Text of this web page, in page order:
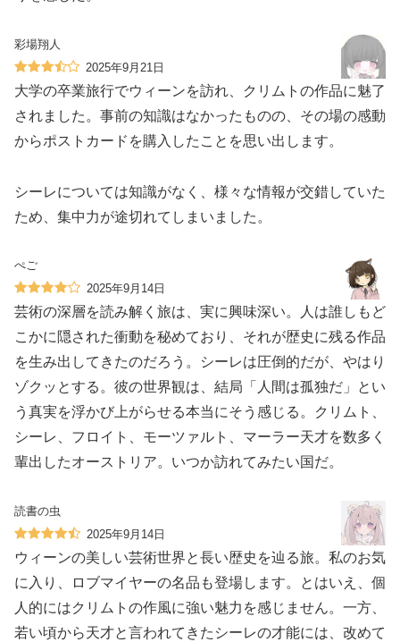
彩場翔人
2025年9月21日
大学の卒業旅行でウィーンを訪れ、クリムトの作品に魅了
されました。事前の知識はなかったものの、その場の感動
からポストカードを購入したことを思い出します。
シーレについては知識がなく、様々な情報が交錯していた
ため、集中力が途切れてしまいました。
ぺご
2025年9月14日
芸術の深層を読み解く旅は、実に興味深い。人は誰しもど
こかに隠された衝動を秘めており、それが歴史に残る作品
を生み出してきたのだろう。シーレは圧倒的だが、やはり
ゾクッとする。彼の世界観は、結局「人間は孤独だ」とい
う真実を浮かび上がらせる本当にそう感じる。クリムト、
シーレ、フロイト、モーツァルト、マーラー天才を数多く
輩出したオーストリア。いつか訪れてみたい国だ。
読書の虫
2025年9月14日
ウィーンの美しい芸術世界と長い歴史を辿る旅。私のお気
に入り、ロブマイヤーの名品も登場します。とはいえ、個
人的にはクリムトの作風に強い魅力を感じません。一方、
若い頃から天才と言われてきたシーレの才能には、改めて